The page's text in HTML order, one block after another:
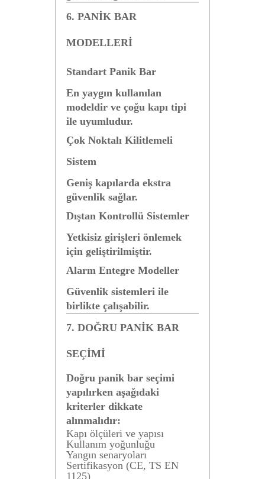
6. PANİK BAR
MODELLERİ
Standart Panik Bar
En yaygın kullanılan
modeldir ve çoğu kapı tipi
ile uyumludur.
Çok Noktalı Kilitlemeli
Sistem
Geniş kapılarda ekstra
güvenlik sağlar.
Dıştan Kontrollü Sistemler
Yetkisiz girişleri önlemek
için geliştirilmiştir.
Alarm Entegre Modeller
Güvenlik sistemleri ile
birlikte çalışabilir.
7. DOĞRU PANİK BAR
SEÇİMİ
Doğru panik bar seçimi
yapılırken aşağıdaki
kriterler dikkate
alınmalıdır:
Kapı ölçüleri ve yapısı
Kullanım yoğunluğu
Yangın senaryoları
Sertifikasyon (CE, TS EN
1125)